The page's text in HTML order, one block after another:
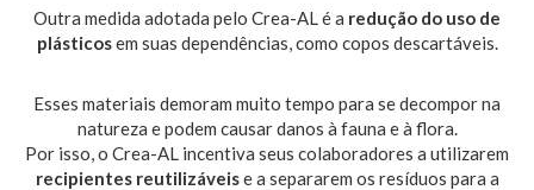
Outra medida adotada pelo Crea-AL é a redução do uso de
plásticosem suas dependências, como copos descartáveis.
Esses materiais demoram muito tempo para se decompor na
natureza e podem causar danos à fauna e à flora.
Por isso, o Crea-AL incentiva seus colaboradores a utilizarem
recipientes reutilizáveise a separarem os resíduos para a